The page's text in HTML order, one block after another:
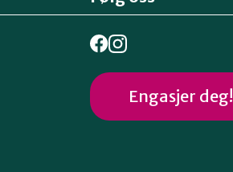
Engasjer deg!